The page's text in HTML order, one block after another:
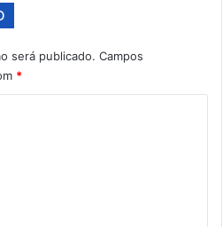
será publicado. Campos
*